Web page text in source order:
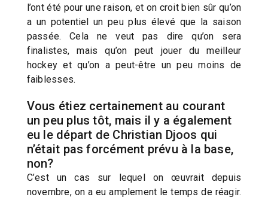
l’ont été pour une raison, et on croit bien sûr qu’on
a un potentiel un peu plus élevé que la saison
passée. Cela ne veut pas dire qu’on sera
finalistes, mais qu’on peut jouer du meilleur
hockey et qu’on a peut-être un peu moins de
faiblesses.
Vous étiez certainement au courant
un peu plus tôt, mais il y a également
eu le départ de Christian Djoos qui
n’était pas forcément prévu à la base,
non?
C’est un cas sur lequel on œuvrait depuis
novembre, on a eu amplement le temps de réagir.